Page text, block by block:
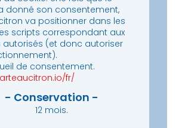
donné son consentement,
va positionner dans les
scripts correspondant aux
autorisés (et donc autoriser
de consentement.
fr/
12 mois.